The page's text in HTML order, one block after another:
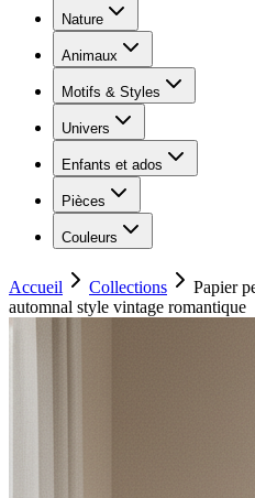
Nature
Animaux
Motifs & Styles
Univers
Enfants et ados
Pièces
Couleurs
Accueil Collections
Papier
automnal style vintage romantique